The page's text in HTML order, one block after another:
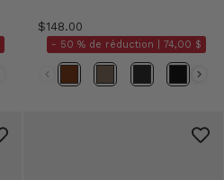
$148.00
- 50 % de réduction | 74,00 $